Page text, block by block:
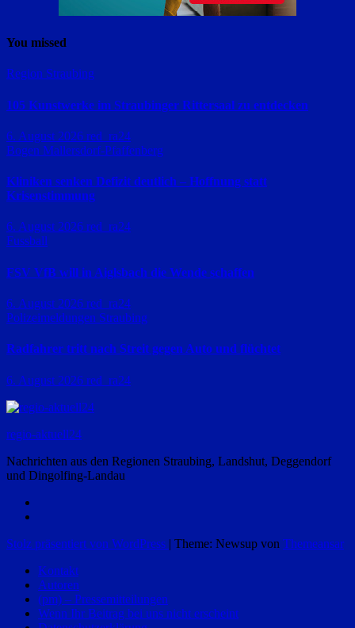
You missed
Region Straubing
105 Kunstwerke im Straubinger Rittersaal zu entdecken
6. August 2026 red_ra24
Bogen Mallersdorf-Pfaffenberg
Kliniken senken Defizit deutlich – Hoffnung statt
Krisenstimmung
6. August 2026 red_ra24
Fussball
FSV VfB will in Aiglsbach die Wende schaffen
6. August 2026 red_ra24
Polizeimeldungen Straubing
Radfahrer tritt nach Streit gegen Auto und flüchtet
6. August 2026 red_ra24
regio-aktuell24
Nachrichten aus den Regionen Straubing, Landshut, Deggendorf
und Dingolfing-Landau
Stolz präsentiert von WordPress | Theme: Newsup von Themeansar
Kontakt
Autoren
(pm) – Pressemitteilungen
Wenn Ihr Beitrag bei uns nicht erscheint